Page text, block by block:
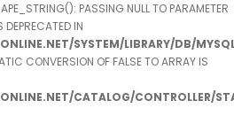
PASSING NULL TO PARAMETER
IN
SYSTEM/LIBRARY/DB/
CONVERSION OF FALSE TO ARRAY IS
CATALOG/CONTROLLER/